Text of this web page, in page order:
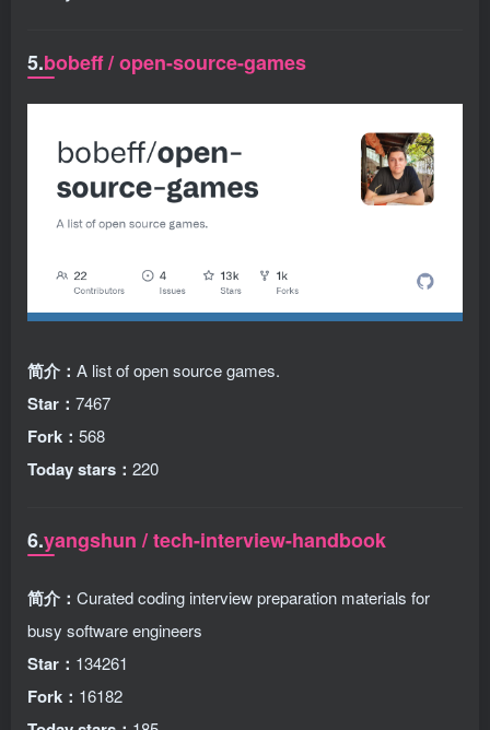
5.bobeff / open-source-games
简介： A list of open source games.
Star： 7467
Fork： 568
Today stars： 220
6.yangshun / tech-interview-handbook
简介： Curated coding interview preparation materials for
busy software engineers
Star： 134261
Fork： 16182